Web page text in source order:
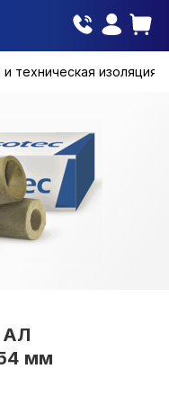
техническая изоляция
АЛ
мм